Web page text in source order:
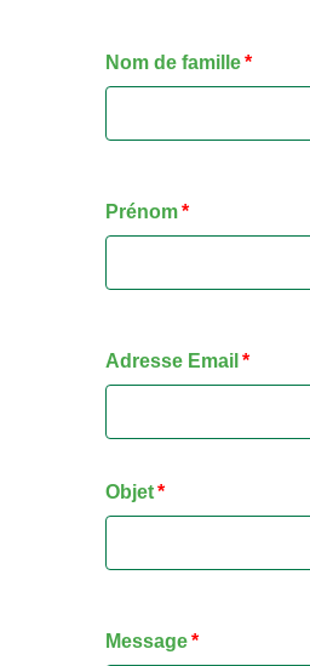
Nom de famille
Prénom
Adresse Email
Objet
Message